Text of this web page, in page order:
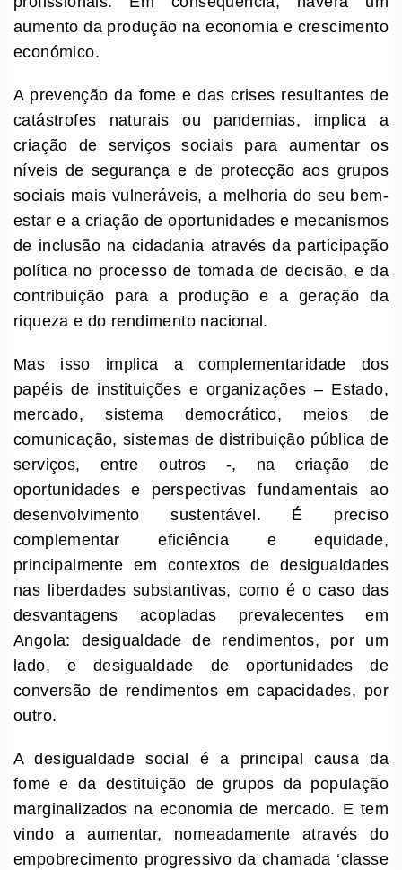
aumento da produção na economia e crescimento
económico.
A prevenção da fome e das crises resultantes de
catástrofes naturais ou pandemias, implica a
criação de serviços sociais para aumentar os
níveis de segurança e de protecção aos grupos
sociais mais vulneráveis, a melhoria do seu bem-
estar e a criação de oportunidades e mecanismos
de inclusão na cidadania através da participação
política no processo de tomada de decisão, e da
contribuição para a produção e a geração da
riqueza e do rendimento nacional.
Mas isso implica a complementaridade dos
papéis de instituições e organizações – Estado,
mercado, sistema democrático, meios de
comunicação, sistemas de distribuição pública de
serviços, entre outros -, na criação de
oportunidades e perspectivas fundamentais ao
desenvolvimento sustentável. É preciso
complementar eficiência e equidade,
principalmente em contextos de desigualdades
nas liberdades substantivas, como é o caso das
desvantagens acopladas prevalecentes em
Angola: desigualdade de rendimentos, por um
lado, e desigualdade de oportunidades de
conversão de rendimentos em capacidades, por
outro.
A desigualdade social é a principal causa da
fome e da destituição de grupos da população
marginalizados na economia de mercado. E tem
vindo a aumentar, nomeadamente através do
empobrecimento progressivo da chamada ‘classe